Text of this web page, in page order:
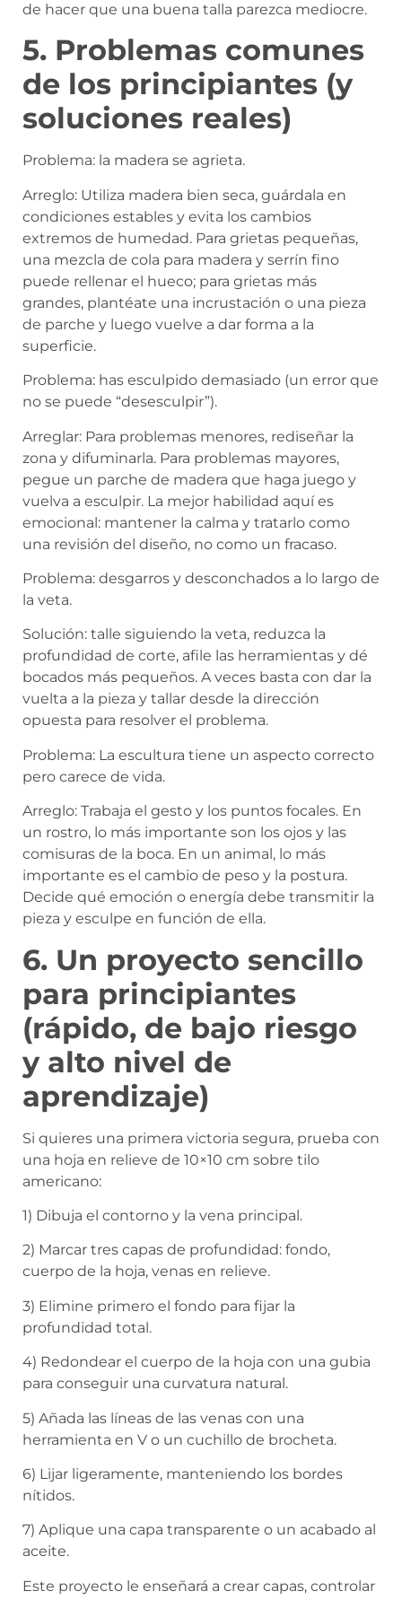
de hacer que una buena talla parezca mediocre.
5. Problemas comunes
de los principiantes (y
soluciones reales)
Problema: la madera se agrieta.
Arreglo: Utiliza madera bien seca, guárdala en
condiciones estables y evita los cambios
extremos de humedad. Para grietas pequeñas,
una mezcla de cola para madera y serrín fino
puede rellenar el hueco; para grietas más
grandes, plantéate una incrustación o una pieza
de parche y luego vuelve a dar forma a la
superficie.
Problema: has esculpido demasiado (un error que
no se puede “desesculpir”).
Arreglar: Para problemas menores, rediseñar la
zona y difuminarla. Para problemas mayores,
pegue un parche de madera que haga juego y
vuelva a esculpir. La mejor habilidad aquí es
emocional: mantener la calma y tratarlo como
una revisión del diseño, no como un fracaso.
Problema: desgarros y desconchados a lo largo de
la veta.
Solución: talle siguiendo la veta, reduzca la
profundidad de corte, afile las herramientas y dé
bocados más pequeños. A veces basta con dar la
vuelta a la pieza y tallar desde la dirección
opuesta para resolver el problema.
Problema: La escultura tiene un aspecto correcto
pero carece de vida.
Arreglo: Trabaja el gesto y los puntos focales. En
un rostro, lo más importante son los ojos y las
comisuras de la boca. En un animal, lo más
importante es el cambio de peso y la postura.
Decide qué emoción o energía debe transmitir la
pieza y esculpe en función de ella.
6. Un proyecto sencillo
para principiantes
(rápido, de bajo riesgo
y alto nivel de
aprendizaje)
Si quieres una primera victoria segura, prueba con
una hoja en relieve de 10×10 cm sobre tilo
americano:
1) Dibuja el contorno y la vena principal.
2) Marcar tres capas de profundidad: fondo,
cuerpo de la hoja, venas en relieve.
3) Elimine primero el fondo para fijar la
profundidad total.
4) Redondear el cuerpo de la hoja con una gubia
para conseguir una curvatura natural.
5) Añada las líneas de las venas con una
herramienta en V o un cuchillo de brocheta.
6) Lijar ligeramente, manteniendo los bordes
nítidos.
7) Aplique una capa transparente o un acabado al
aceite.
Este proyecto le enseñará a crear capas, controlar